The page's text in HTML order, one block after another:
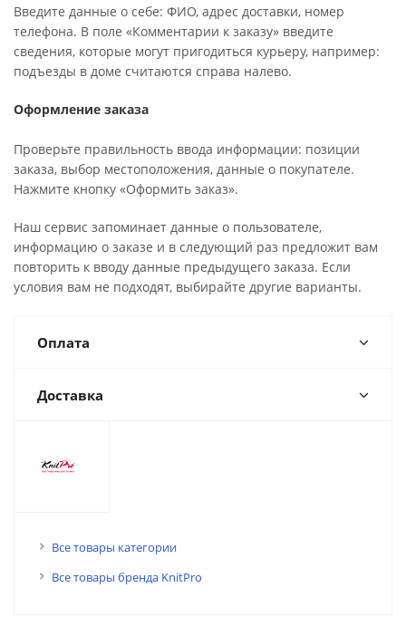
Введите данные о себе: ФИО, адрес доставки, номер
телефона. В поле «Комментарии к заказу» введите
сведения, которые могут пригодиться курьеру, например:
подъезды в доме считаются справа налево.
Оформление заказа
Проверьте правильность ввода информации: позиции
заказа, выбор местоположения, данные о покупателе.
Нажмите кнопку «Оформить заказ».
Наш сервис запоминает данные о пользователе,
информацию о заказе и в следующий раз предложит вам
повторить к вводу данные предыдущего заказа. Если
условия вам не подходят, выбирайте другие варианты.
Оплата
Доставка
Все товары категории
Все товары бренда KnitPro